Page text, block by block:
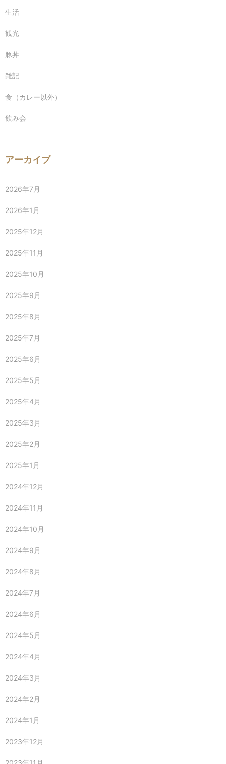
生活
観光
豚丼
雑記
食（カレー以外）
飲み会
アーカイブ
2026年7月
2026年1月
2025年12月
2025年11月
2025年10月
2025年9月
2025年8月
2025年7月
2025年6月
2025年5月
2025年4月
2025年3月
2025年2月
2025年1月
2024年12月
2024年11月
2024年10月
2024年9月
2024年8月
2024年7月
2024年6月
2024年5月
2024年4月
2024年3月
2024年2月
2024年1月
2023年12月